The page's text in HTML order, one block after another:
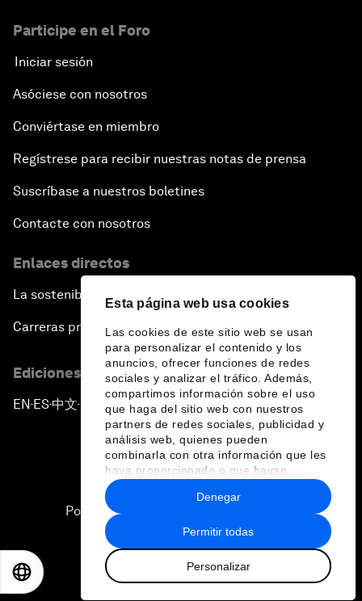
Esta página web usa cookies
Las cookies de este sitio web se usan
para personalizar el contenido y los
anuncios, ofrecer funciones de redes
sociales y analizar el tráfico. Además,
compartimos información sobre el uso
que haga del sitio web con nuestros
partners de redes sociales, publicidad y
análisis web, quienes pueden
combinarla con otra información que les
haya proporcionado o que hayan
recopilado a partir del uso que haya
hecho de sus servicios.
Permitir todas
Personalizar
Denegar
Participe en el Foro
Iniciar sesión
Asóciese con nosotros
Conviértase en miembro
Regístrese para recibir nuestras notas de prensa
Suscríbase a nuestros boletines
Contacte con nosotros
Enlaces directos
La sostenibilidad en el Foro
Carreras profesionales
Ediciones en otros idiomas
EN ▪ ES▪中文▪ 日本語
Política de privacidad y normas de uso
2026 Foro Económico Mundial